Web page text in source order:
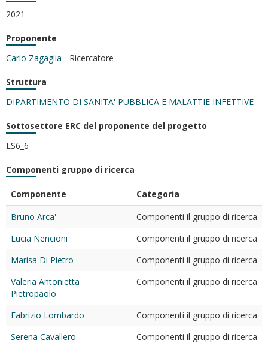
2021
Proponente
Carlo Zagaglia - Ricercatore
Struttura
DIPARTIMENTO DI SANITA' PUBBLICA E MALATTIE INFETTIVE
Sottosettore ERC del proponente del progetto
LS6_6
Componenti gruppo di ricerca
Componente
Categoria
Bruno Arca'
Componenti il gruppo di ricerca
Lucia Nencioni
Componenti il gruppo di ricerca
Marisa Di Pietro
Componenti il gruppo di ricerca
Valeria Antonietta
Pietropaolo
Componenti il gruppo di ricerca
Fabrizio Lombardo
Componenti il gruppo di ricerca
Serena Cavallero
Componenti il gruppo di ricerca